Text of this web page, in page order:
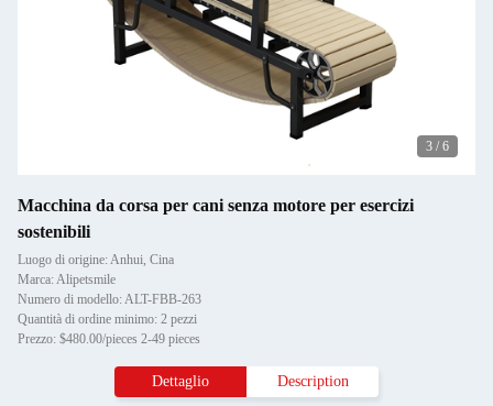
3 / 6
Macchina da corsa per cani senza motore per esercizi
sostenibili
Luogo di origine: Anhui, Cina
Marca: Alipetsmile
Numero di modello: ALT-FBB-263
Quantità di ordine minimo: 2 pezzi
Prezzo: $480.00/pieces 2-49 pieces
Dettaglio Description